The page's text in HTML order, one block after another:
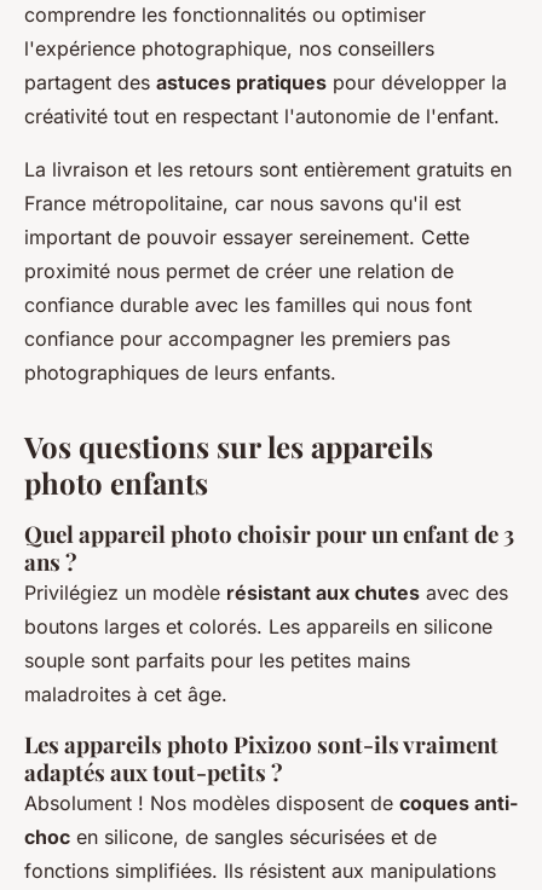
comprendre les fonctionnalités ou optimiser
l'expérience photographique, nos conseillers
partagent des astuces pratiques pour développer la
créativité tout en respectant l'autonomie de l'enfant.
La livraison et les retours sont entièrement gratuits en
France métropolitaine, car nous savons qu'il est
important de pouvoir essayer sereinement. Cette
proximité nous permet de créer une relation de
confiance durable avec les familles qui nous font
confiance pour accompagner les premiers pas
photographiques de leurs enfants.
Vos questions sur les appareils
photo enfants
Quel appareil photo choisir pour un enfant de 3
ans ?
Privilégiez un modèle résistant aux chutes avec des
boutons larges et colorés. Les appareils en silicone
souple sont parfaits pour les petites mains
maladroites à cet âge.
Les appareils photo Pixizoo sont-ils vraiment
adaptés aux tout-petits ?
Absolument ! Nos modèles disposent de coques anti-
choc en silicone, de sangles sécurisées et de
fonctions simplifiées. Ils résistent aux manipulations